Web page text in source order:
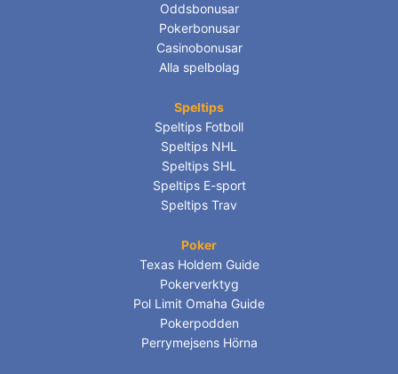
Oddsbonusar
Pokerbonusar
Casinobonusar
Alla spelbolag
Speltips
Speltips Fotboll
Speltips NHL
Speltips SHL
Speltips E-sport
Speltips Trav
Poker
Texas Holdem Guide
Pokerverktyg
Pol Limit Omaha Guide
Pokerpodden
Perrymejsens Hörna